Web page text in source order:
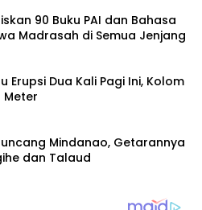
90 Buku PAI dan Bahasa
Madrasah di Semua Jenjang
Erupsi Dua Kali Pagi Ini, Kolom
Meter
Mindanao, Getarannya
dan Talaud